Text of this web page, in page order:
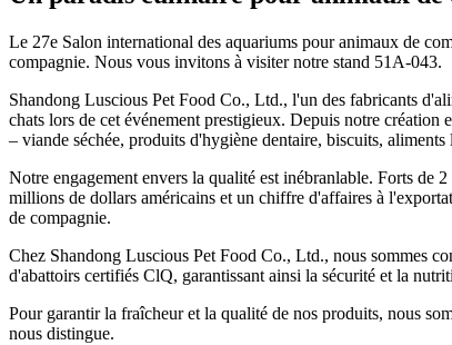
Le 27e Salon international des aquariums pour animaux de
compagnie. Nous vous invitons à visiter notre stand 51A-043.
Shandong Luscious Pet Food Co., Ltd., l'un des fabricants
chats lors de cet événement prestigieux. Depuis notre
– viande séchée, produits d'hygiène dentaire, biscuits,
Notre engagement envers la qualité est inébranlable. Forts de
millions de dollars américains et un chiffre d'affaires à
de compagnie.
Chez Shandong Luscious Pet Food Co., Ltd., nous sommes
d'abattoirs certifiés ClQ, garantissant ainsi la sécurité et la
Pour garantir la fraîcheur et la qualité de nos produits, nous
nous distingue.